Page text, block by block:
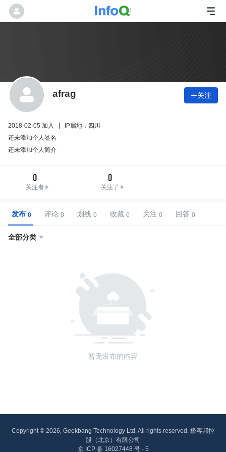
afrag 关注
2018-02-05 加入
IP属地：四川
还未添加个人签名
还未添加个人简介
0
关注者
0
关注了
发布 评论 划线 收藏 关注 回答
全部分类 
暂无发布的内容
Copyright © 2026, Geekbang Technology Ltd. All rights reserved. 极客邦控
股（北京）有限公司
京 ICP 备 16027448 号 - 5